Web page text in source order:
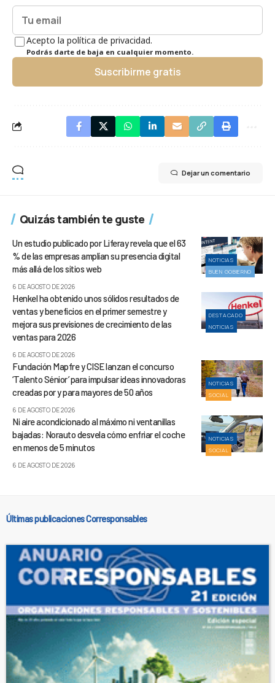
Acepto la política de privacidad.
Podrás darte de baja en cualquier momento.
Suscribirme gratis
Dejar un comentario
Quizás también te guste
NOTICIAS
BUEN GOBIERNO
Un estudio publicado por Liferay revela que el 63
% de las empresas amplían su presencia digital
más allá de los sitios web
6 DE AGOSTO DE 2026
DESTACADO
NOTICIAS
Henkel ha obtenido unos sólidos resultados de
ventas y beneficios en el primer semestre y
mejora sus previsiones de crecimiento de las
ventas para 2026
6 DE AGOSTO DE 2026
NOTICIAS
SOCIAL
Fundación Mapfre y CISE lanzan el concurso
‘Talento Sénior’ para impulsar ideas innovadoras
creadas por y para mayores de 50 años
6 DE AGOSTO DE 2026
NOTICIAS
SOCIAL
Ni aire acondicionado al máximo ni ventanillas
bajadas: Norauto desvela cómo enfriar el coche
en menos de 5 minutos
6 DE AGOSTO DE 2026
Últimas publicaciones Corresponsables